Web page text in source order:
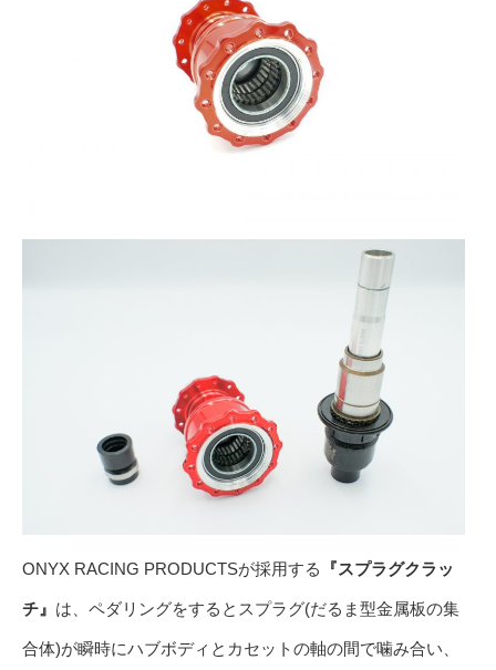
ONYX RACING PRODUCTSが採用する 『スプラグクラッ
チ』 は、ペダリングをするとスプラグ(だるま型金属板の集
合体)が瞬時にハブボディとカセットの軸の間で噛み合い、